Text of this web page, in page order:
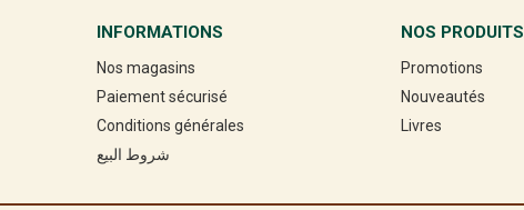
INFORMATIONS
Nos magasins
Paiement sécurisé
Conditions générales
شروط البيع
NOS PRODUITS
Promotions
Nouveautés
Livres